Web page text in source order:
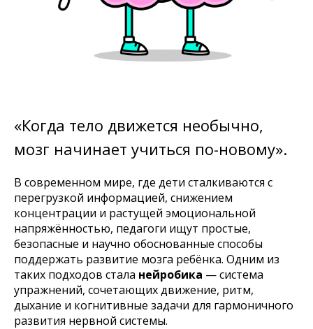
«Когда тело движется необычно,
мозг начинает учиться по-новому».
В современном мире, где дети сталкиваются с
перегрузкой информацией, снижением
концентрации и растущей эмоциональной
напряжённостью, педагоги ищут простые,
безопасные и научно обоснованные способы
поддержать развитие мозга ребёнка. Одним из
таких подходов стала нейробика — система
упражнений, сочетающих движение, ритм,
дыхание и когнитивные задачи для гармоничного
развития нервной системы.